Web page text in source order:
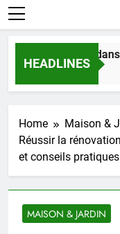
HEADLINES
l’amour dans le
Home
Maison &
Réussir la
et conseils pratiques
MAISON & JARDIN